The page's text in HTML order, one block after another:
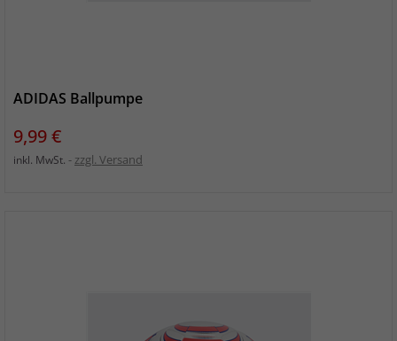
ADIDAS Ballpumpe
Preis
9,99 €
inkl. MwSt. zzgl. Versand